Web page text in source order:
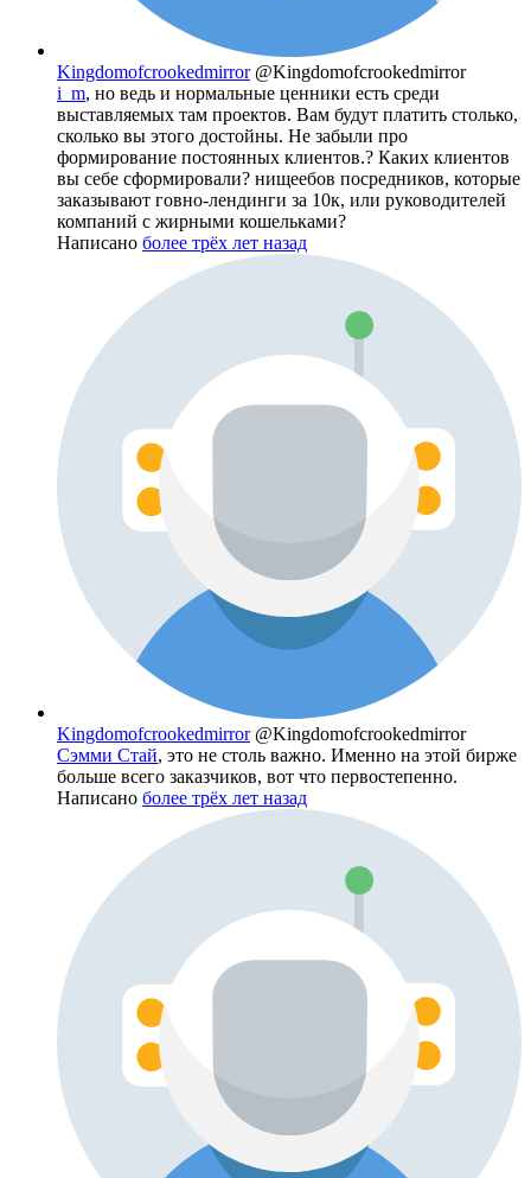
Kingdomofcrookedmirror @Kingdomofcrookedmirror
i_m, но ведь и нормальные ценники есть среди
выставляемых там проектов. Вам будут платить столько,
сколько вы этого достойны. Не забыли про
формирование постоянных клиентов.? Каких клиентов
вы себе сформировали? нищеебов посредников, которые
заказывают говно-лендинги за 10к, или руководителей
компаний с жирными кошельками?
Написано более трёх лет назад
Kingdomofcrookedmirror @Kingdomofcrookedmirror
Сэмми Стай, это не столь важно. Именно на этой бирже
больше всего заказчиков, вот что первостепенно.
Написано более трёх лет назад